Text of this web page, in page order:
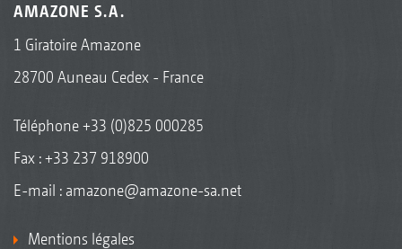
AMAZONE S.A.
1 Giratoire Amazone
28700 Auneau Cedex - France
Téléphone+33 (0)825 000285
Fax : +33 237 918900
E-mail : amazone@amazone-sa.net
Mentions légales